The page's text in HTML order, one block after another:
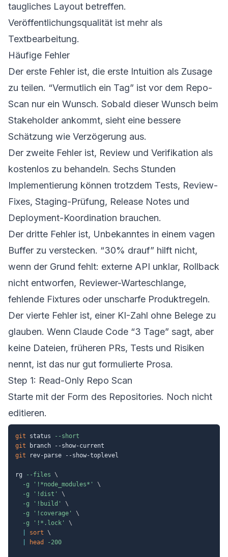
taugliches Layout betreffen.
Veröffentlichungsqualität ist mehr als
Textbearbeitung.
Häufige Fehler
Der erste Fehler ist, die erste Intuition als Zusage
zu teilen. “Vermutlich ein Tag” ist vor dem Repo-
Scan nur ein Wunsch. Sobald dieser Wunsch beim
Stakeholder ankommt, sieht eine bessere
Schätzung wie Verzögerung aus.
Der zweite Fehler ist, Review und Verifikation als
kostenlos zu behandeln. Sechs Stunden
Implementierung können trotzdem Tests, Review-
Fixes, Staging-Prüfung, Release Notes und
Deployment-Koordination brauchen.
Der dritte Fehler ist, Unbekanntes in einem vagen
Buffer zu verstecken. “30% drauf” hilft nicht,
wenn der Grund fehlt: externe API unklar, Rollback
nicht entworfen, Reviewer-Warteschlange,
fehlende Fixtures oder unscharfe Produktregeln.
Der vierte Fehler ist, einer KI-Zahl ohne Belege zu
glauben. Wenn Claude Code “3 Tage” sagt, aber
keine Dateien, früheren PRs, Tests und Risiken
nennt, ist das nur gut formulierte Prosa.
Step 1: Read-Only Repo Scan
Starte mit der Form des Repositories. Noch nicht
editieren.
git status
--short
git
git rev-parse --show-toplevel
rg --files \
-g
'!*node_modules*'
\
-g
'!dist'
\
-g
'!build'
\
-g
'!coverage'
\
-g
'!*.lock'
\
sort \
head -200